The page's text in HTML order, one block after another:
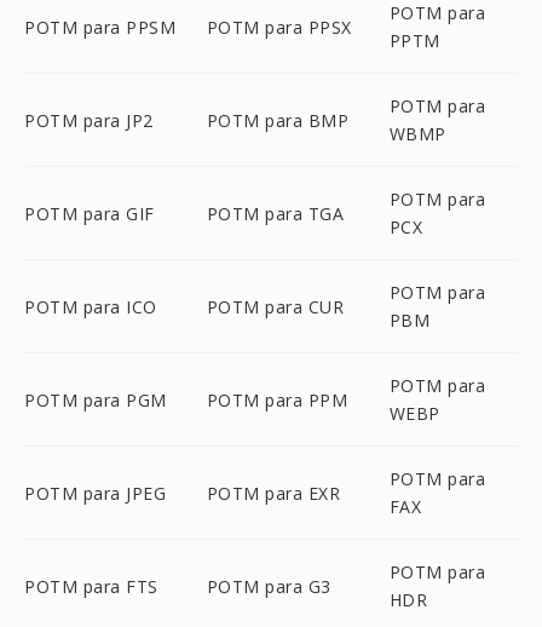
POTM para PPSM POTM para PPSX
POTM para
PPTM
POTM para JP2 POTM para BMP
POTM para
WBMP
POTM para GIF POTM para TGA
POTM para
PCX
POTM para ICO POTM para CUR
POTM para
PBM
POTM para PGM POTM para PPM
POTM para
WEBP
POTM para JPEG POTM para EXR
POTM para
FAX
POTM para FTS POTM para G3
POTM para
HDR